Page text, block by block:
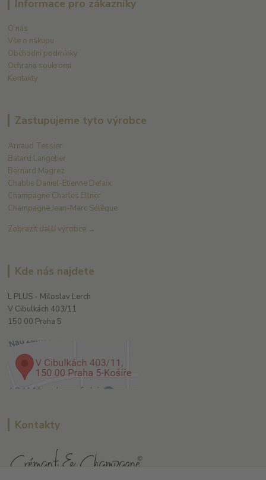
Informace pro zákazníky
O nás
Vše o nákupu
Obchodní podmínky
Ochrana soukromí
Kontakty
Zastupujeme tyto výrobce
Arnaud Tessier
Batard Langelier
Bernard Magrez
Chablis Daniel-Etienne Defaix
Champagne Charles Ellner
Champagne Jean-Marc Sélèque
Zobrazit další výrobce →
Kde nás najdete
L PLUS - Miloslav Lerch
V Cibulkách 403/11
150 00 Praha 5
Kontakty